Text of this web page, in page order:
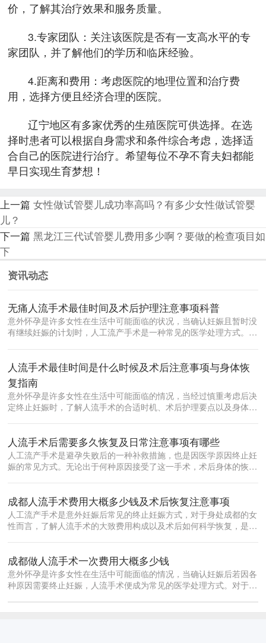
价，了解其治疗效果和服务质量。
3.专家团队：关注该医院是否有一支高水平的专
家团队，并了解他们的学历和临床经验。
4.距离和费用：考虑医院的地理位置和治疗费
用，选择方便且经济合理的医院。
辽宁地区有多家优秀的生殖医院可供选择。在选
择时患者可以根据自身需求和条件综合考虑，选择适
合自己的医院进行治疗。希望每位不孕不育夫妇都能
早日实现生育梦想！
上一篇 女性做试管婴儿成功率高吗？有多少女性做试管婴
儿？
下一篇 黑龙江三代试管婴儿费用多少啊？要做的检查项目如
下
资讯动态
无痛人流手术最佳时间及术后护理注意事项科普
意外怀孕是许多女性在生活中可能面临的状况，当确认妊娠且暂时没
有继续妊娠的计划时，人工流产手术是一种常见的医学处理方式。在
人流手术最佳时间是什么时候及术后注意事项与身体恢
复指南
意外怀孕是许多女性在生活中可能面临的情况，当经过慎重考虑后决
定终止妊娠时，了解人流手术的合适时机、术后护理要点以及身体恢
人流手术后需要多久恢复及日常注意事项有哪些
人工流产手术是避孕失败后的一种补救措施，也是因医学原因终止妊
娠的常见方式。无论出于何种原因接受了这一手术，术后身体的恢复
成都人流手术费用大概多少钱及术后恢复注意事项
人工流产手术是意外妊娠后常见的终止妊娠方式，对于身处成都的女
性而言，了解人流手术的大致费用构成以及术后如何科学恢复，是做
成都做人流手术一次费用大概多少钱
意外怀孕是许多女性在生活中可能面临的情况，当确认妊娠后若因各
种原因需要终止妊娠，人流手术便成为常见的医学处理方式。对于身